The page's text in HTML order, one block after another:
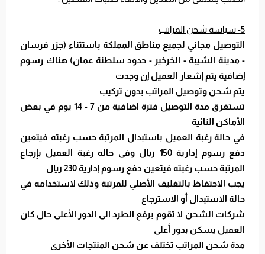
5- سياسة شحن المراتب
التوصيل مجاني لجميع مناطق المملكة باستثناء (جزر فرسان
- مدينة الشيبة - الخرخير - حدود سلطنة عمان) هناك رسوم
إضافية يتم إشعار العميل إن وجدت
يتم شحن وتوصيل المراتب بدون تركيب
تستغرق مدة التوصيل فترة اضافية من 7 - 14 يوم في بعض
الأماكن النائية
في حالة رغبة العميل باستبدال المرتبة حسب رغبته فيتعين
دفع رسوم إدارية 150 ريال وفى حاله رغبة العميل بإرجاع
المرتبة حسب رغبته فيتعين دفع رسوم إدارية 230 ريال
يجب الاحتفاظ بالتغليف الأصلي للمرتبة وذلك لاستخدامه في
حالة الاستبدال أو الاسترجاع
شركات الشحن لا تقوم برفع الطرد الى الدور الأعلى حال كان
العميل يسكن بدور أعلى
مدة شحن المراتب تختلف عن شحن المنتجات الأخرى